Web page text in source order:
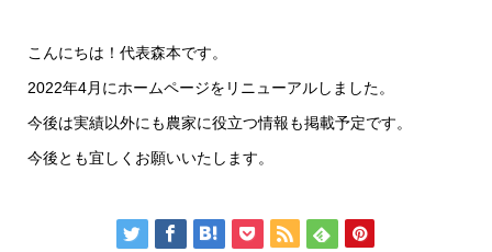
こんにちは！代表森本です。
2022年4月にホームページをリニューアルしました。
今後は実績以外にも農家に役立つ情報も掲載予定です。
今後とも宜しくお願いいたします。